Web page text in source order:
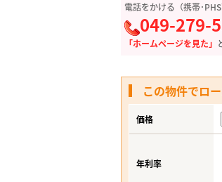
電話をかける（携帯･PHS
049-279-
「ホームページを見た」
この物件でロ
価格
年利率